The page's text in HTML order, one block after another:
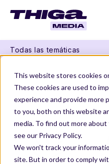
This website stores cookies
These cookies are used to
experience and provide more
to you, both on this website
media. To find out more
see our Privacy Policy.
We won't track your
site. But in order to comply
Todas las temáticas
Thiga Media Glosario de